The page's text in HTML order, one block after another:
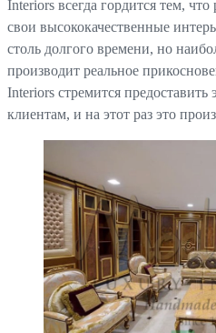
Interiors всегда гордится тем,
свои высококачественные
столь долгого времени, но
производит реальное
Interiors стремится
клиентам, и на этот раз это